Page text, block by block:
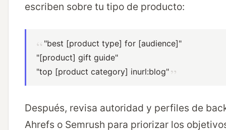
escriben sobre tu tipo de producto:
"best [product type] for [audience]"
"[product] gift guide"
"top [product category] inurl:blog"
Después, revisa autoridad y perfiles de
Ahrefs o Semrush para priorizar los